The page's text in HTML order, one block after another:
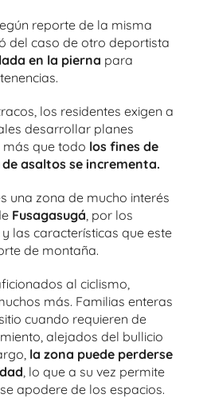
reporte de la misma
del caso de otro deportista
en la pierna para
los residentes exigen a
desarrollar planes
más que todo los fines de
asaltos se incrementa.
una zona de mucho interés
Fusagasugá , por los
las características que este
de montaña.
al ciclismo,
más. Familias enteras
cuando requieren de
alejados del bullicio
la zona puede perderse
, lo que a su vez permite
apodere de los espacios.